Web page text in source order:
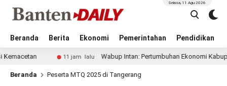
Beranda Berita Ekonomi Pemerintahan Pendidikan
Selasa, 11 Agu 2026
11 jam lalu Wabup Intan: Pertumbuhan Ekonomi
Beranda Peserta MTQ 2025 di Tangerang